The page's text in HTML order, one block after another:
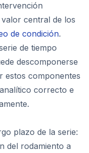
central de los
de condición.
de tiempo
descomponerse
estos componentes
correcto e
plazo de la serie:
del rodamiento a